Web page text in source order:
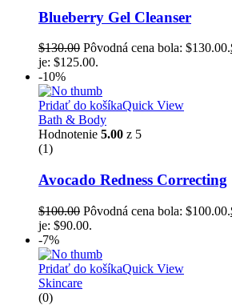
Blueberry Gel Cleanser
$130.00 Pôvodná cena bola: $130.00.
je: $125.00.
-10%
Pridať do košíkaQuick View
Bath & Body
Hodnotenie 5.00 z 5
(1)
Avocado Redness Correcting
$100.00 Pôvodná cena bola: $100.00.
je: $90.00.
-7%
Pridať do košíkaQuick View
Skincare
(0)